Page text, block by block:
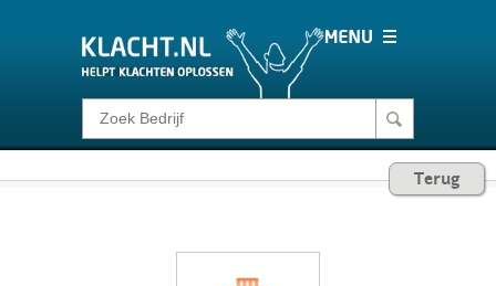
Klacht melden
Terug